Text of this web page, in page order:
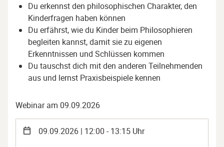
Du erkennst den philosophischen Charakter, den
Kinderfragen haben können
Du erfährst, wie du Kinder beim Philosophieren
begleiten kannst, damit sie zu eigenen
Erkenntnissen und Schlüssen kommen
Du tauschst dich mit den anderen Teilnehmenden
aus und lernst Praxisbeispiele kennen
Webinar am 09.09.2026
09.09.2026 | 12:00 - 13:15 Uhr